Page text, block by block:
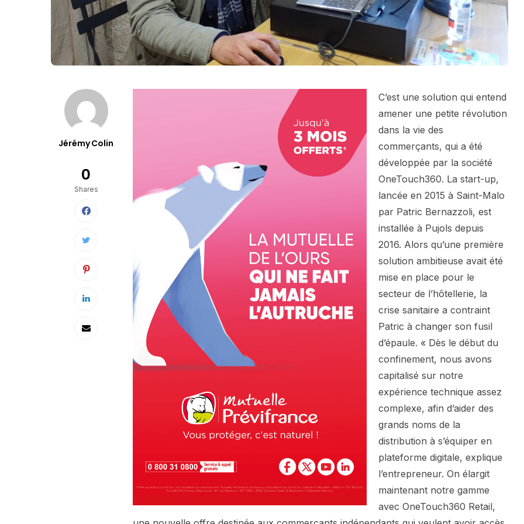
Jérémy Colin
0
Shares
C’est une solution qui entend
amener une petite révolution
dans la vie des
commerçants, qui a été
développée par la société
OneTouch360. La start-up,
lancée en 2015 à Saint-Malo
par Patric Bernazzoli, est
installée à Pujols depuis
2016. Alors qu’une première
solution ambitieuse avait été
mise en place pour le
secteur de l’hôtellerie, la
crise sanitaire a contraint
Patric à changer son fusil
d’épaule. « Dès le début du
confinement, nous avons
capitalisé sur notre
expérience technique assez
complexe, afin d’aider des
grands noms de la
distribution à s’équiper en
plateforme digitale, explique
l’entrepreneur. On élargit
maintenant notre gamme
avec OneTouch360 Retail,